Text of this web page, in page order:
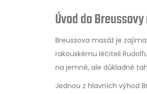
Úvod do
Breussova masáž je
rakouskému léčiteli
na jemné, ale důkladné
Jednou z hlavních výhod